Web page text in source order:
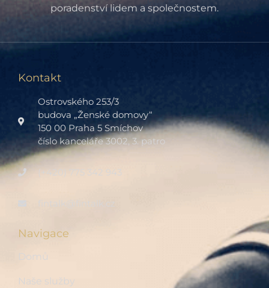
poradenství lidem a společnostem.
Kontakt
Ostrovského 253/3
budova „Ženské domovy“
150 00 Praha 5 Smíchov
číslo kanceláře 3002, 3. patro
(+420) 775 342 943
fintalk@fintalk.cz
Navigace
Domů
Naše služby